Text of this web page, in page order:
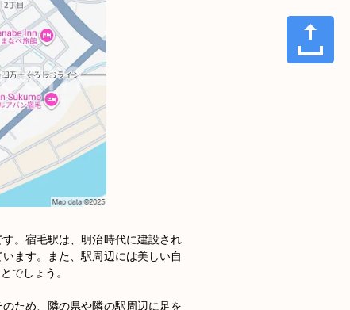
。宿毛駅は、明治時代に建設され
ます。また、駅周辺には美しい自
でしょう。
ため、隣の県や隣の駅周辺に足を